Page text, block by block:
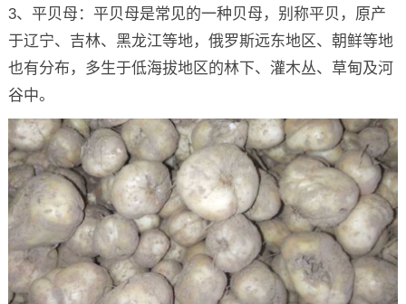
3、平贝母：平贝母是常见的一种贝母，别称平贝，原产
于辽宁、吉林、黑龙江等地，俄罗斯远东地区、朝鲜等地
也有分布，多生于低海拔地区的林下、灌木丛、草甸及河
谷中。